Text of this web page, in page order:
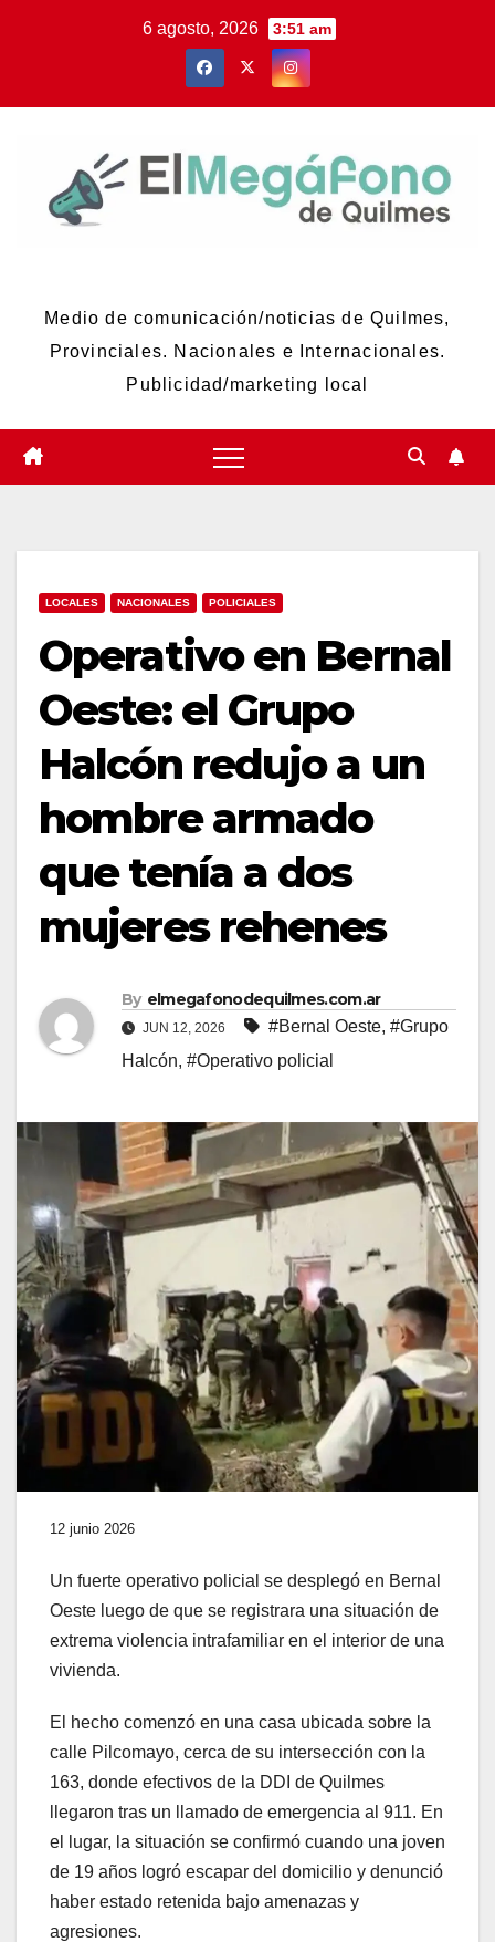
6 agosto, 2026 3:51 am
Medio de comunicación/noticias de Quilmes,
Provinciales. Nacionales e Internacionales.
Publicidad/marketing local
LOCALES NACIONALES POLICIALES
Operativo en Bernal
Oeste: el Grupo
Halcón redujo a un
hombre armado
que tenía a dos
mujeres rehenes
By elmegafonodequilmes.com.ar
JUN 12, 2026 #Bernal Oeste, #Grupo
Halcón, #Operativo policial
12 junio 2026
Un fuerte operativo policial se desplegó en Bernal
Oeste luego de que se registrara una situación de
extrema violencia intrafamiliar en el interior de una
vivienda.
El hecho comenzó en una casa ubicada sobre la
calle Pilcomayo, cerca de su intersección con la
163, donde efectivos de la DDI de Quilmes
llegaron tras un llamado de emergencia al 911. En
el lugar, la situación se confirmó cuando una joven
de 19 años logró escapar del domicilio y denunció
haber estado retenida bajo amenazas y
agresiones.